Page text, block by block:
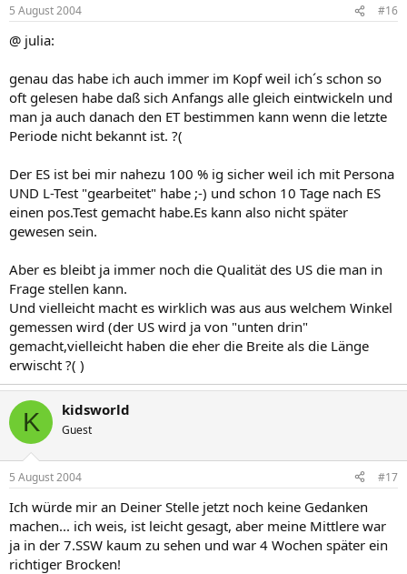
5 August 2004 #16
@ julia:
genau das habe ich auch immer im Kopf weil ich´s schon so
oft gelesen habe daß sich Anfangs alle gleich eintwickeln und
man ja auch danach den ET bestimmen kann wenn die letzte
Periode nicht bekannt ist. ?(
Der ES ist bei mir nahezu 100 % ig sicher weil ich mit Persona
UND L-Test "gearbeitet" habe ;-) und schon 10 Tage nach ES
einen pos.Test gemacht habe.Es kann also nicht später
gewesen sein.
Aber es bleibt ja immer noch die Qualität des US die man in
Frage stellen kann.
Und vielleicht macht es wirklich was aus aus welchem Winkel
gemessen wird (der US wird ja von "unten drin"
gemacht,vielleicht haben die eher die Breite als die Länge
erwischt ?( )
K kidsworld
Guest
5 August 2004 #17
Ich würde mir an Deiner Stelle jetzt noch keine Gedanken
machen... ich weis, ist leicht gesagt, aber meine Mittlere war
ja in der 7.SSW kaum zu sehen und war 4 Wochen später ein
richtiger Brocken!